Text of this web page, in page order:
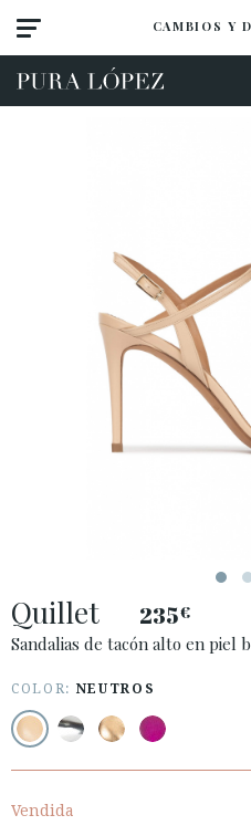
CAMBIOS Y
Ver todo
Sandalias
Tacón alto
ACCESO A
· ATENCIÓN AL CLIENTE
Quillet 235€
Sandalias de tacón alto en piel
COLOR: NEUTROS
Vendida